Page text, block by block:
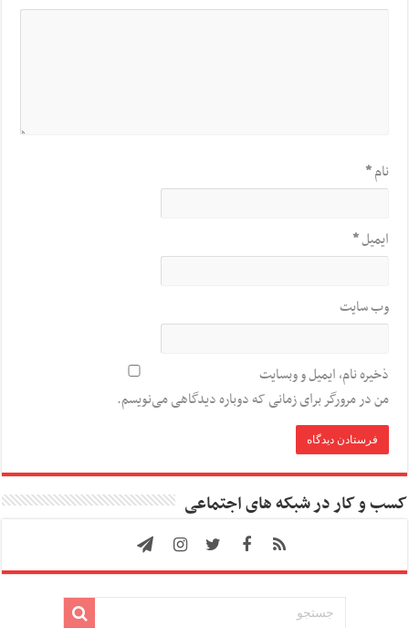
نام*
ایمیل*
وب‌ سایت
ذخیره نام، ایمیل و وبسایت
من در مرورگر برای زمانی که دوباره دیدگاهی می‌نویسم.
کسب و کار در شبکه های اجتماعی